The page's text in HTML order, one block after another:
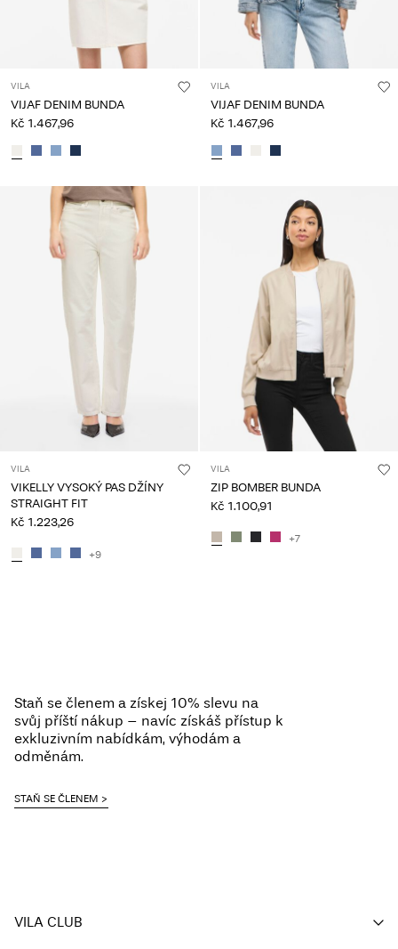
VILA
VIJAF DENIM BUNDA
Kč 1.467,96
VILA
VIJAF DENIM BUNDA
Kč 1.467,96
VILA
VIKELLY VYSOKÝ PAS DŽÍNY
STRAIGHT FIT
Kč 1.223,26
+9
VILA
ZIP BOMBER BUNDA
Kč 1.100,91
+7
Staň se členem a získej 10% slevu na
svůj příští nákup – navíc získáš přístup k
exkluzivním nabídkám, výhodám a
odměnám.
STAŇ SE ČLENEM
VILA CLUB